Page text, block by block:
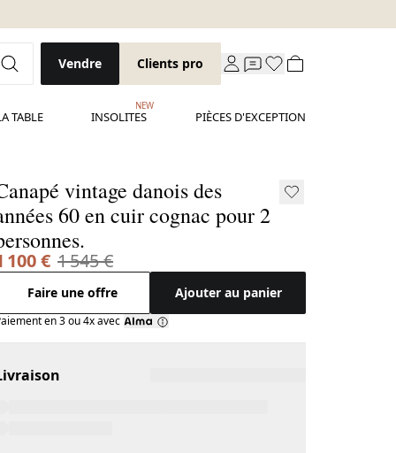
Vendre Clients pro
TABLE INSOLITES
NEW
PIÈCES D'EXCEPTION
vintage danois des
60 en cuir cognac pour 2
100 € 1 545 €
Faire une offre Ajouter au panier
en 3 ou 4x avec